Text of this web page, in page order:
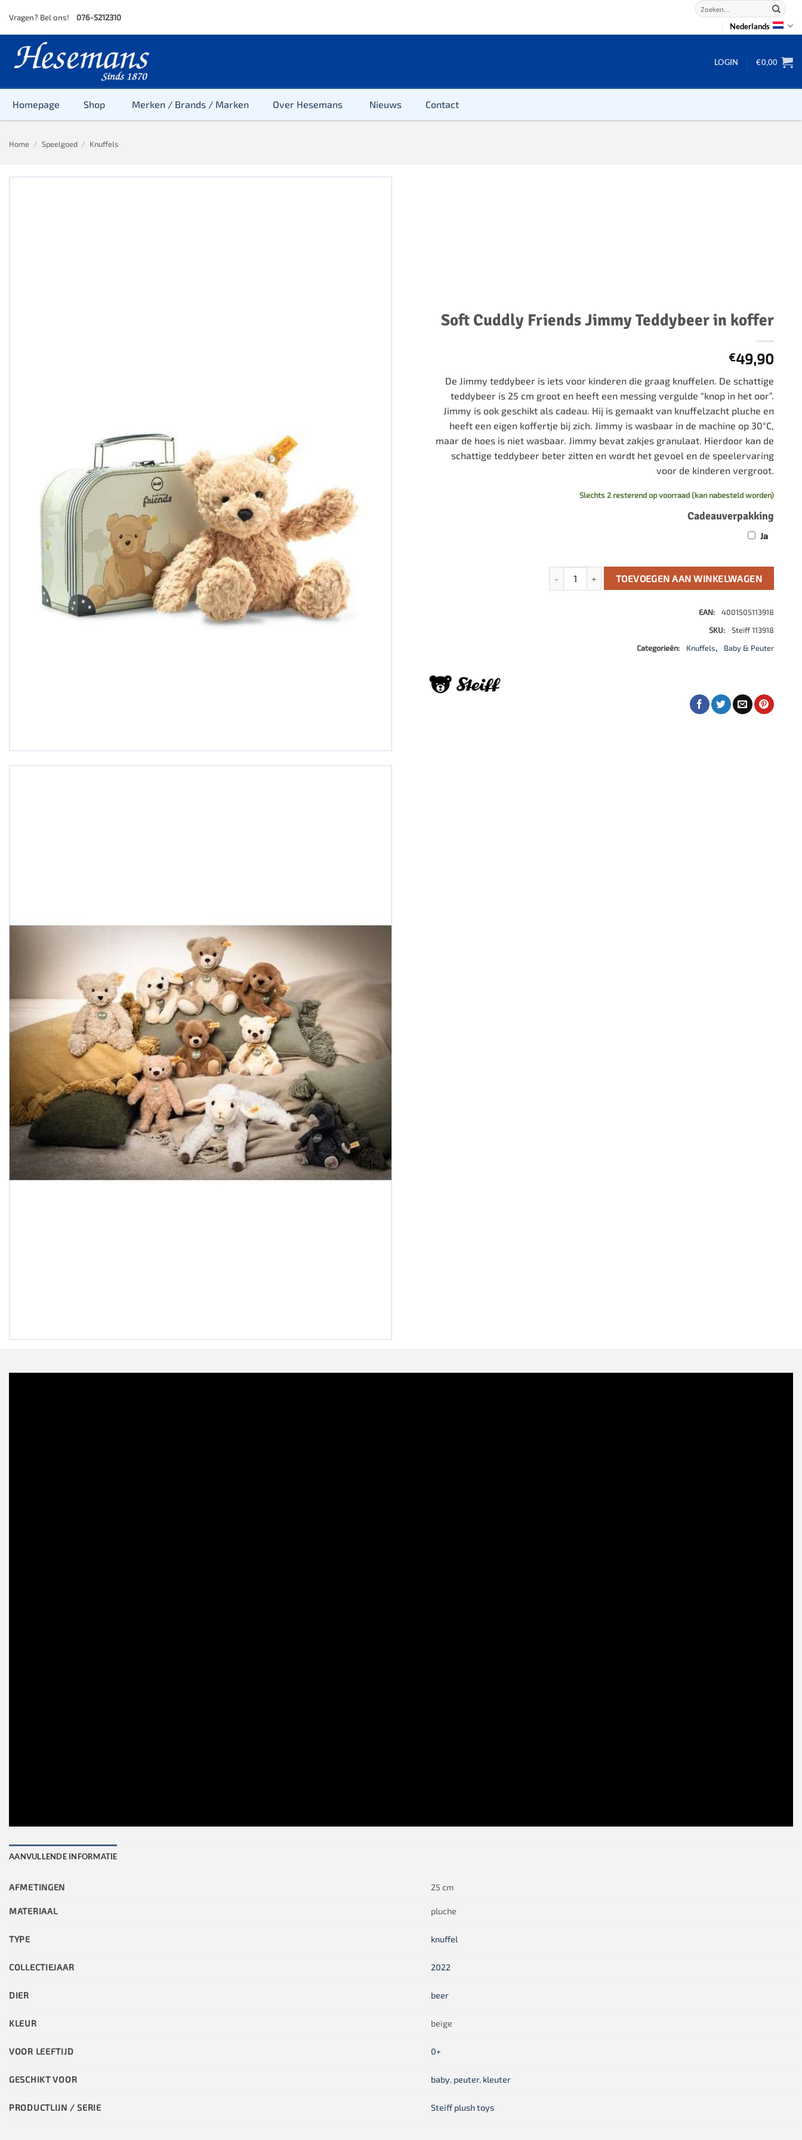
content
Vragen? Bel ons! 076-5212310
Zoeken
naar:
Nederlands
LOGIN €0,00
Homepage Shop
759 stukjes
2000 stukjes
3000 stukjes
5000 stukjes
schaakklok
schaakstukken
Merken / Brands / Marken Over Hesemans Nieuws Contact
Home / Speelgoed / Knuffels
Soft Cuddly Friends Jimmy Teddybeer in koffer
€49,90
De Jimmy teddybeer is iets voor kinderen die graag knuffelen. De schattige
teddybeer is 25 cm groot en heeft een messing vergulde “knop in het oor”.
Jimmy is ook geschikt als cadeau. Hij is gemaakt van knuffelzacht pluche en
heeft een eigen koffertje bij zich. Jimmy is wasbaar in de machine op 30°C,
maar de hoes is niet wasbaar. Jimmy bevat zakjes granulaat. Hierdoor kan de
schattige teddybeer beter zitten en wordt het gevoel en de speelervaring
voor de kinderen vergroot.
Slechts 2 resterend op voorraad (kan nabesteld worden)
Cadeauverpakking
Ja
Soft Cuddly Friends Jimmy Teddybeer in koffer aantal
TOEVOEGEN AAN WINKELWAGEN
EAN:
4001505113918
SKU:
Steiff 113918
Categorieën:
Knuffels, Baby & Peuter
AANVULLENDE INFORMATIE
AFMETINGEN 25 cm
MATERIAAL pluche
TYPE knuffel
COLLECTIEJAAR 2022
DIER beer
KLEUR beige
VOOR LEEFTIJD 0+
GESCHIKT VOOR baby, peuter, kleuter
PRODUCTLIJN / SERIE Steiff plush toys